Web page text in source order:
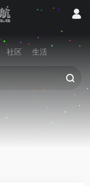
社区 生活